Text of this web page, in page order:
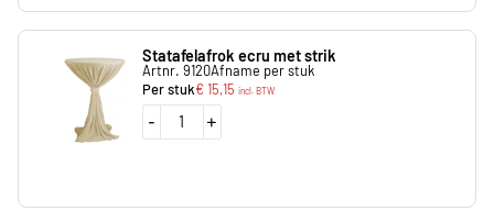
Statafelafrok ecru met strik
Artnr. 9120Afname per stuk
Per stuk€15,15 incl. BTW
- +